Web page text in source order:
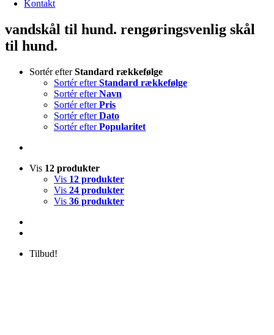
Kontakt
vandskål til hund. rengøringsvenlig skål
til hund.
Sortér efterStandard rækkefølge
Sortér efterStandard rækkefølge
Sortér efterNavn
Sortér efterPris
Sortér efterDato
Sortér efterPopularitet
Vis 12 produkter
Vis 12 produkter
Vis 24 produkter
Vis 36 produkter
Tilbud!